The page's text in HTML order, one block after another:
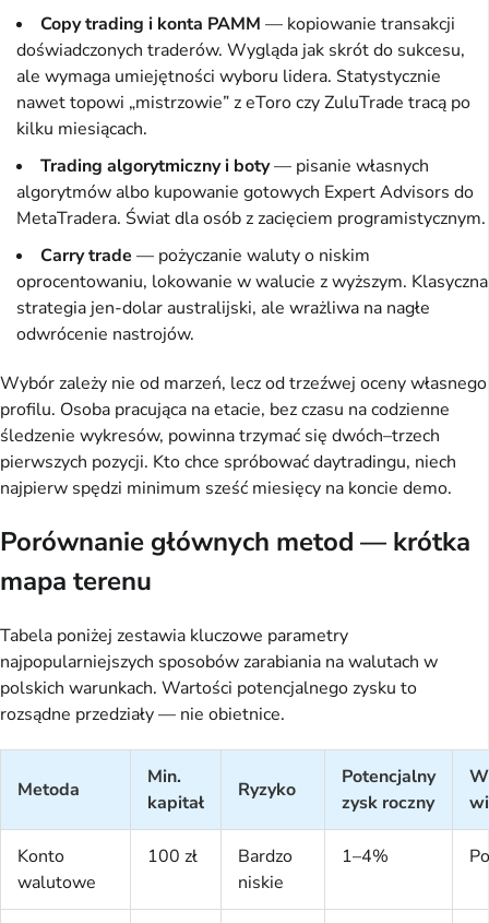
Copy trading i konta PAMM — kopiowanie transakcji
doświadczonych traderów. Wygląda jak skrót do sukcesu,
ale wymaga umiejętności wyboru lidera. Statystycznie
nawet topowi „mistrzowie” z eToro czy ZuluTrade tracą po
kilku miesiącach.
Trading algorytmiczny i boty— pisanie własnych
algorytmów albo kupowanie gotowych Expert Advisors do
MetaTradera. Świat dla osób z zacięciem programistycznym.
Carry trade — pożyczanie waluty o niskim
oprocentowaniu, lokowanie w walucie z wyższym. Klasyczna
strategia jen-dolar australijski, ale wrażliwa na nagłe
odwrócenie nastrojów.
Wybór zależy nie od marzeń, lecz od trzeźwej oceny własnego
profilu. Osoba pracująca na etacie, bez czasu na codzienne
śledzenie wykresów, powinna trzymać się dwóch–trzech
pierwszych pozycji. Kto chce spróbować daytradingu, niech
najpierw spędzi minimum sześć miesięcy na koncie demo.
Porównanie głównych metod — krótka
mapa terenu
Tabela poniżej zestawia kluczowe parametry
najpopularniejszych sposobów zarabiania na walutach w
polskich warunkach. Wartości potencjalnego zysku to
rozsądne przedziały — nie obietnice.
Metoda
Min.
kapitał
Ryzyko
Potencjalny
zysk roczny
Konto
walutowe
100 zł
Bardzo
niskie
1–4%